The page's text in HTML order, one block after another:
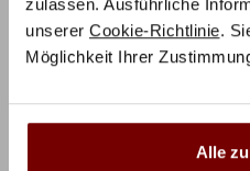
unserer Cookie-Richtlinie.
Möglichkeit Ihrer
Alle
Häufige
Fragen
Telefonische
Beratung
Sortiment
AGB
Cookie